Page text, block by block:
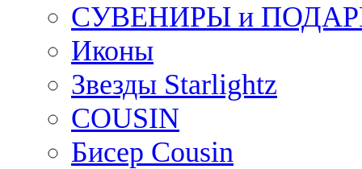
СУВЕНИРЫ и
Иконы
Звезды Starlightz
COUSIN
Бисер Cousin